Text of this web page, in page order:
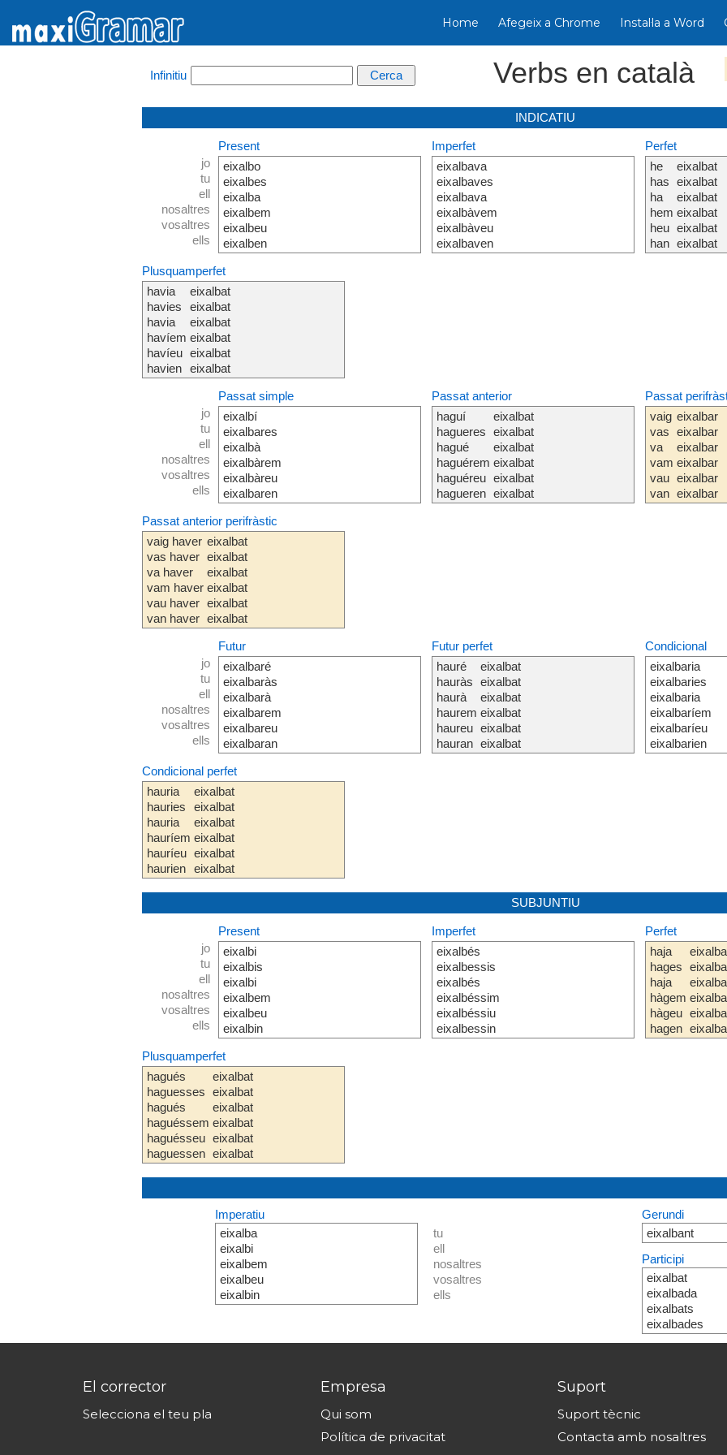
Home Afegeix a Chrome Instal·la a Word
Infinitiu Verbs en català
INDICATIU
jo
tu
ell
nosaltres
vosaltres
ells
Present
eixalbo
eixalbes
eixalba
eixalbem
eixalbeu
eixalben
Imperfet
eixalbava
eixalbaves
eixalbava
eixalbàvem
eixalbàveu
eixalbaven
Perfet
he
has
ha
hem
heu
han
eixalbat
eixalbat
eixalbat
eixalbat
eixalbat
eixalbat
Plusquamperfet
havia
havies
havia
havíem
havíeu
havien
eixalbat
eixalbat
eixalbat
eixalbat
eixalbat
eixalbat
jo
tu
ell
nosaltres
vosaltres
ells
Passat simple
eixalbí
eixalbares
eixalbà
eixalbàrem
eixalbàreu
eixalbaren
Passat anterior
haguí
hagueres
hagué
haguérem
haguéreu
hagueren
eixalbat
eixalbat
eixalbat
eixalbat
eixalbat
eixalbat
Passat
vaig
vas
va
vam
vau
van
eixalbar
eixalbar
eixalbar
eixalbar
eixalbar
eixalbar
Passat anterior perifràstic
vaig haver
vas haver
va haver
vam haver
vau haver
van haver
eixalbat
eixalbat
eixalbat
eixalbat
eixalbat
eixalbat
jo
tu
ell
nosaltres
vosaltres
ells
Futur
eixalbaré
eixalbaràs
eixalbarà
eixalbarem
eixalbareu
eixalbaran
Futur perfet
hauré
hauràs
haurà
haurem
haureu
hauran
eixalbat
eixalbat
eixalbat
eixalbat
eixalbat
eixalbat
Condicional
eixalbaria
eixalbaries
eixalbaria
eixalbaríem
eixalbaríeu
eixalbarien
Condicional perfet
hauria
hauries
hauria
hauríem
hauríeu
haurien
eixalbat
eixalbat
eixalbat
eixalbat
eixalbat
eixalbat
SUBJUNTIU
jo
tu
ell
nosaltres
vosaltres
ells
Present
eixalbi
eixalbis
eixalbi
eixalbem
eixalbeu
eixalbin
Imperfet
eixalbés
eixalbessis
eixalbés
eixalbéssim
eixalbéssiu
eixalbessin
Perfet
haja
hages
haja
hàgem
hàgeu
hagen
Plusquamperfet
hagués
haguesses
hagués
haguéssem
haguésseu
haguessen
eixalbat
eixalbat
eixalbat
eixalbat
eixalbat
eixalbat
Imperatiu
eixalba
eixalbi
eixalbem
eixalbeu
eixalbin
tu
ell
nosaltres
vosaltres
ells
Gerundi
eixalbant
Participi
eixalbat
eixalbada
eixalbats
eixalbades
El corrector
Selecciona el teu pla
Empresa
Qui som
Política de privacitat
Suport
Suport tècnic
Contacta amb nosaltres